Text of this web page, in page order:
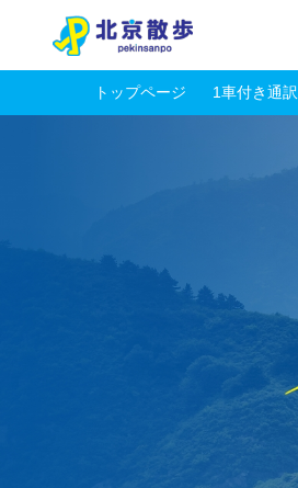
トップページ 1車付き通訳